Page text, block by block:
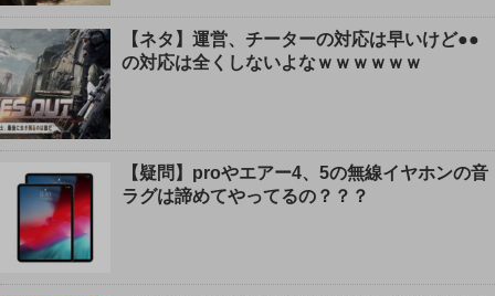
【ネタ】運営、チーターの対応は早いけど●●
の対応は全くしないよなｗｗｗｗｗｗ
【疑問】proやエアー4、5の無線イヤホンの音
ラグは諦めてやってるの？？？